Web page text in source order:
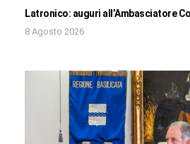
Latronico: auguri all’Ambasciatore
8 Agosto 2026